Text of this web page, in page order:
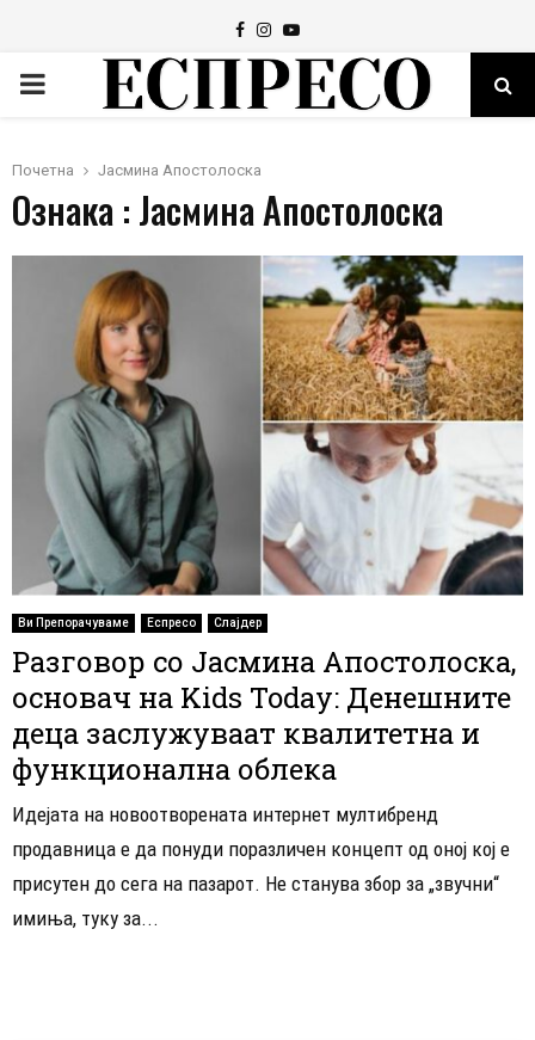
Facebook
Instagram
Youtube
PRIMARY
Почетна Јасмина Апостолоска
Ознака : Јасмина Апостолоска
Ви Препорачуваме Еспресо Слајдер
Разговор со Јасмина Апостолоска,
основач на Kids Today: Денешните
деца заслужуваат квалитетна и
функционална облека
Идејата на новоотворената интернет мултибренд
продавница е да понуди поразличен концепт од оној кој е
присутен до сега на пазарот. Не станува збор за „звучни“
имиња, туку за...